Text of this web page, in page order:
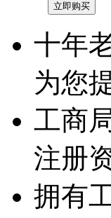
十年
为您
工商
注册
拥有